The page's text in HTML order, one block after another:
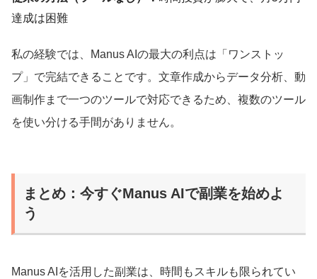
達成は困難
私の経験では、Manus AIの最大の利点は「ワンストッ
プ」で完結できることです。文章作成からデータ分析、動
画制作まで一つのツールで対応できるため、複数のツール
を使い分ける手間がありません。
まとめ：今すぐManus AIで副業を始めよ
う
Manus AIを活用した副業は、時間もスキルも限られてい